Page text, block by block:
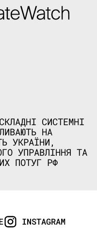
СИСТЕМНІ
НА
УКРАЇНИ,
УПРАВЛІННЯ ТА
ПОТУГ РФ
INSTAGRAM